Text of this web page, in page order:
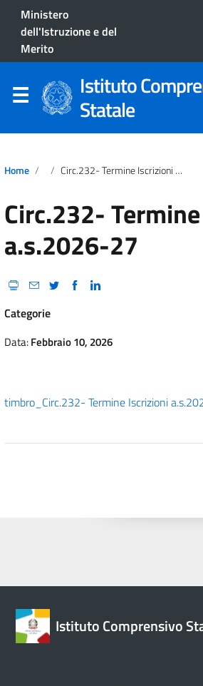
Ministero
dell'Istruzione e del
Merito
Istituto
Statale
Home Circ.232- Termine Iscrizioni A.s.2026-27
Circ.232-
a.s.2026-27
Categorie
Data:Febbraio 10, 2026
timbro_Circ.232- Termine Iscrizioni
Istituto Comprensivo